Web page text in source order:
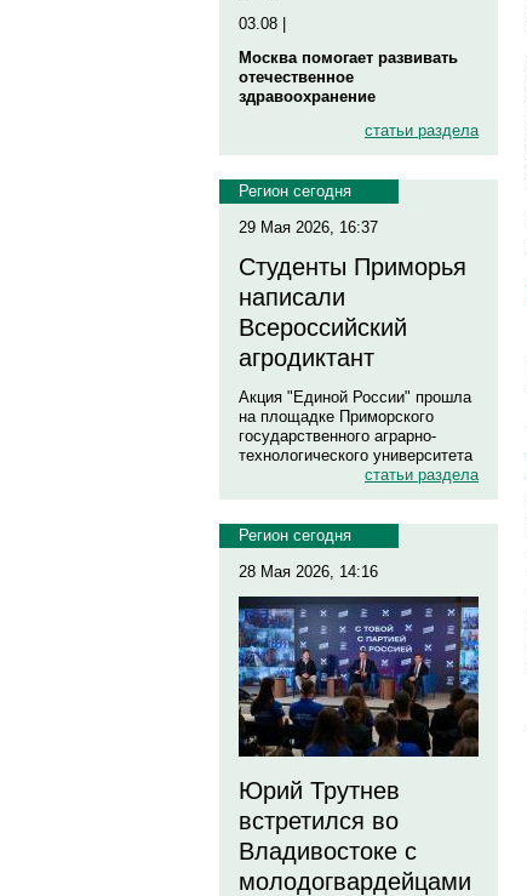
03.08 |
Москва помогает развивать
отечественное
здравоохранение
статьи раздела
Регион сегодня
29 Мая 2026, 16:37
Студенты Приморья
написали
Всероссийский
агродиктант
Акция "Единой России" прошла
на площадке Приморского
государственного аграрно-
технологического университета
статьи раздела
Регион сегодня
28 Мая 2026, 14:16
Юрий Трутнев
встретился во
Владивостоке с
молодогвардейцами